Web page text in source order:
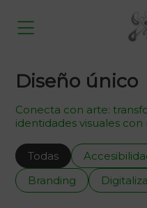
Diseño único
Conecta con arte:
identidades visuales
Todas
Branding